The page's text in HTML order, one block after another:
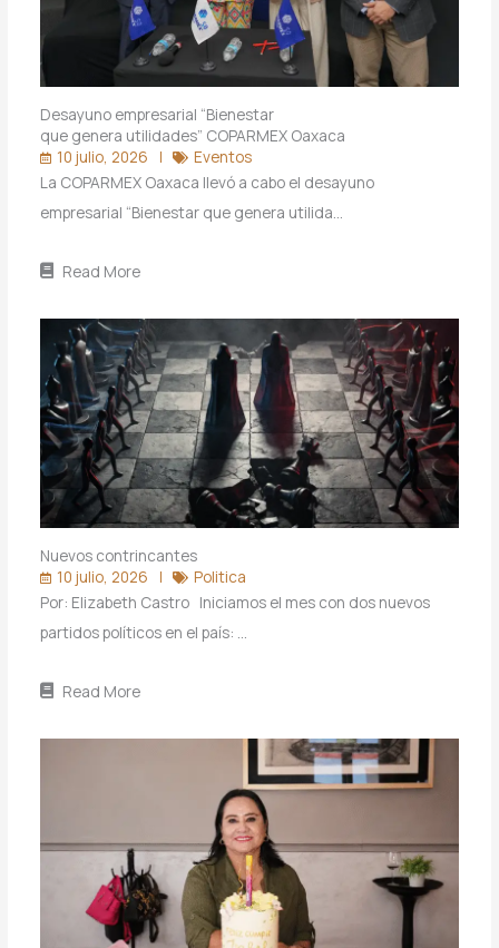
Desayuno empresarial “Bienestar
que genera utilidades” COPARMEX Oaxaca
10 julio, 2026
Eventos
La COPARMEX Oaxaca llevó a cabo el desayuno
empresarial “Bienestar que genera utilida…
Read More
Nuevos contrincantes
10 julio, 2026
Politica
Por: Elizabeth Castro Iniciamos el mes con dos nuevos
partidos políticos en el país: …
Read More